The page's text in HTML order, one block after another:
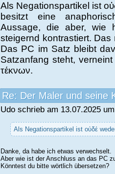
Als Negationspartikel ist
besitzt eine
Aussage, die aber, wie
steigernd kontrastiert.
Das PC im Satz bleibt
Satzanfang steht,
τέκνων.
Re: Der Maler und seine
Udo schrieb am 13.07.2025
Als Negationspartikel ist οὐδέ
Danke, da habe ich etwas verwechselt.
Aber wie ist der Anschluss an das PC
Könntest du bitte wörtlich übersetzen?